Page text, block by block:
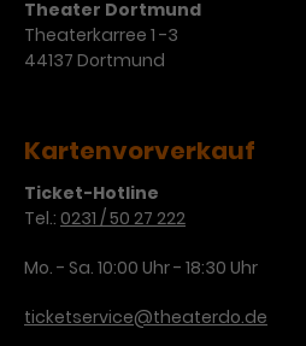
verschiedene
Theater Dortmund
Theaterkarree 1 -3
44137 Dortmund
Kartenvorverkauf
Ticket-Hotline
Tel.: 0231 / 50 27 222
Mo. - Sa. 10:00 Uhr - 18:30 Uhr
ticketservice@theaterdo.de